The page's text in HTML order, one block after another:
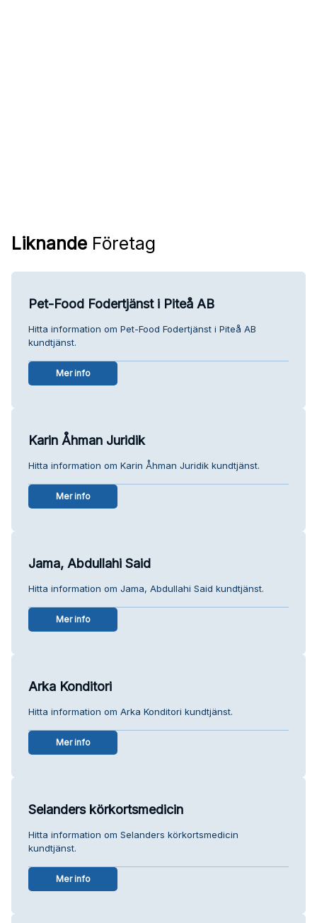
Liknande Företag
Pet-Food Fodertjänst i Piteå AB
Hitta information om Pet-Food Fodertjänst i Piteå AB
kundtjänst.
Mer info
Karin Åhman Juridik
Hitta information om Karin Åhman Juridik kundtjänst.
Mer info
Jama, Abdullahi Said
Hitta information om Jama, Abdullahi Said kundtjänst.
Mer info
Arka Konditori
Hitta information om Arka Konditori kundtjänst.
Mer info
Selanders körkortsmedicin
Hitta information om Selanders körkortsmedicin
kundtjänst.
Mer info